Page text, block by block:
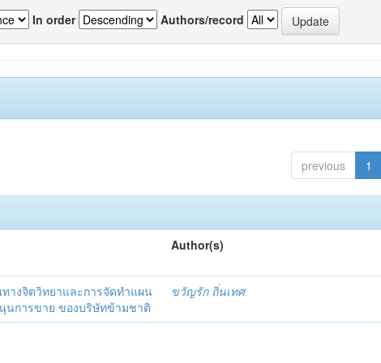
In order Authors/record
previous 1
Author(s)
างจิตวิทยาและการจัดทำแผน
การขาย ของบริษัทข้ามชาติ
ขวัญรัก ถิ่นเทศ